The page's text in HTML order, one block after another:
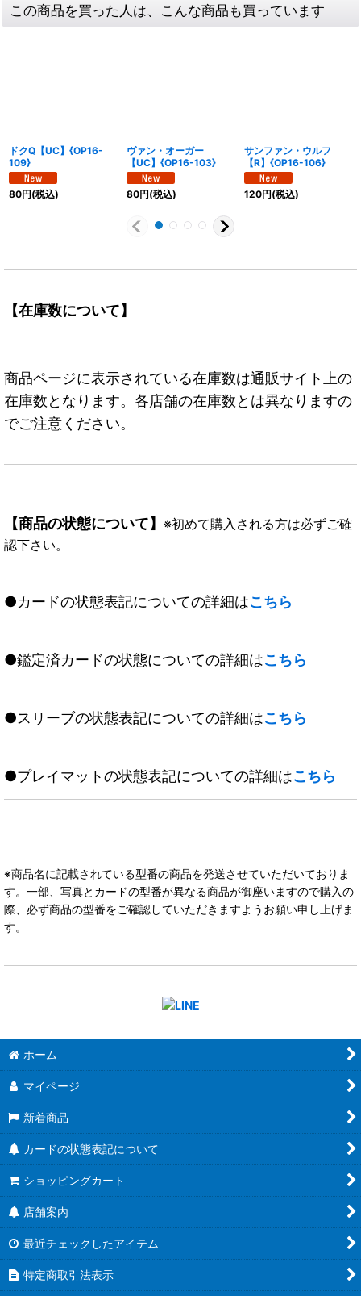
この商品を買った人は、こんな商品も買っています
ドクQ【UC】{OP16-
109}
80円(税込)
ヴァン・オーガー
【UC】{OP16-103}
80円(税込)
サンファン・ウルフ
【R】{OP16-106}
120円(税込)
【在庫数について】
商品ページに表示されている在庫数は通販サイト上の
在庫数となります。各店舗の在庫数とは異なりますの
でご注意ください。
【商品の状態について】 ※初めて購入される方は必ずご確
認下さい。
●カードの状態表記についての詳細はこちら
●鑑定済カードの状態についての詳細はこちら
●スリーブの状態表記についての詳細はこちら
●プレイマットの状態表記についての詳細はこちら
※商品名に記載されている型番の商品を発送させていただいておりま
す。一部、写真とカードの型番が異なる商品が御座いますので購入の
際、必ず商品の型番をご確認していただきますようお願い申し上げま
す。
ホーム
マイページ
新着商品
カードの状態表記について
ショッピングカート
店舗案内
最近チェックしたアイテム
特定商取引法表示